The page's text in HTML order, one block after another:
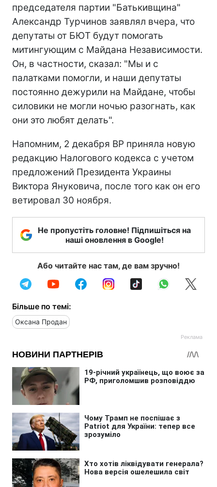
председателя партии "Батькивщина"
Александр Турчинов заявлял вчера, что
депутаты от БЮТ будут помогать
митингующим с Майдана Независимости.
Он, в частности, сказал: "Мы и с
палатками помогли, и наши депутаты
постоянно дежурили на Майдане, чтобы
силовики не могли ночью разогнать, как
они это любят делать".
Напомним, 2 декабря ВР приняла новую
редакцию Налогового кодекса с учетом
предложений Президента Украины
Виктора Януковича, после того как он его
ветировал 30 ноября.
Не пропустіть головне! Підпишіться на
наші оновлення в Google!
Або читайте нас там, де вам зручно!
Більше по темі:
Оксана Продан